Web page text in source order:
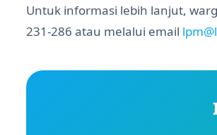
Untuk informasi lebih lanjut,
231-286 atau melalui email